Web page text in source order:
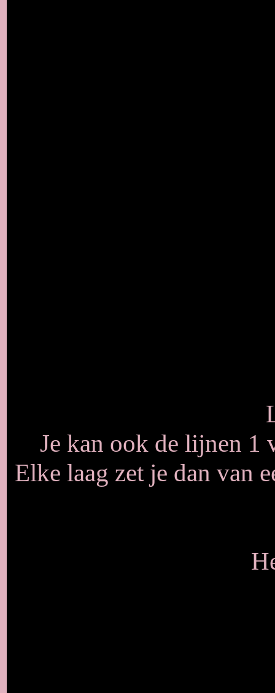
Je kan ook de lijnen 1
Elke laag zet je dan van